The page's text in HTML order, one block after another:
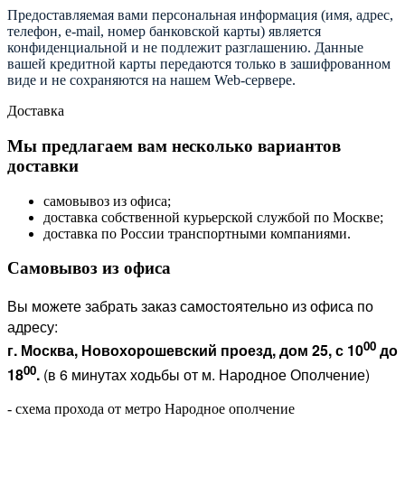
Предоставляемая вами персональная информация (имя, адрес,
телефон, e-mail, номер банковской карты) является
конфиденциальной и не подлежит разглашению. Данные
вашей кредитной карты передаются только в зашифрованном
виде и не сохраняются на нашем Web-сервере.
Доставка
Мы предлагаем вам несколько вариантов
доставки
самовывоз из офиса;
доставка собственной курьерской службой по Москве;
доставка по России транспортными компаниями.
Самовывоз из офиса
Вы можете забрать заказ самостоятельно из офиса по
адресу:
г. Москва, Новохорошевский проезд, дом 25, с 1000 до
1800. (в 6 минутах ходьбы от м. Народное Ополчение)
- схема прохода от метро Народное ополчение